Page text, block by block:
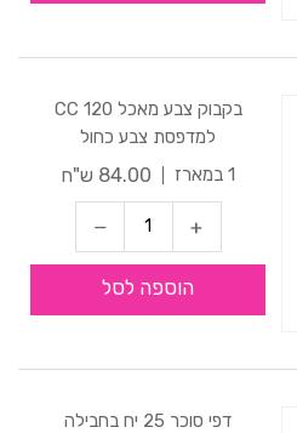
בקבוק צבע מאכל 120 CC
למדפסת צבע כחול
1 במארז
84.00 ש"ח
הוספה לסל
דפי סוכר 25 יח בחבילה